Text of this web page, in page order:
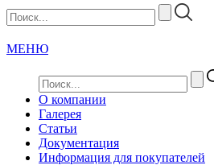
МЕНЮ
О компании
Галерея
Статьи
Документация
Информация для покупателей